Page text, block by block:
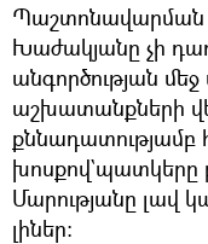
Պաշտոնավարման
Խաժակյանը չի
անգործության
աշխատանքների
քննադատությամբ
խոսքով`պատկերը
Մարությանը լավ
լիներ։